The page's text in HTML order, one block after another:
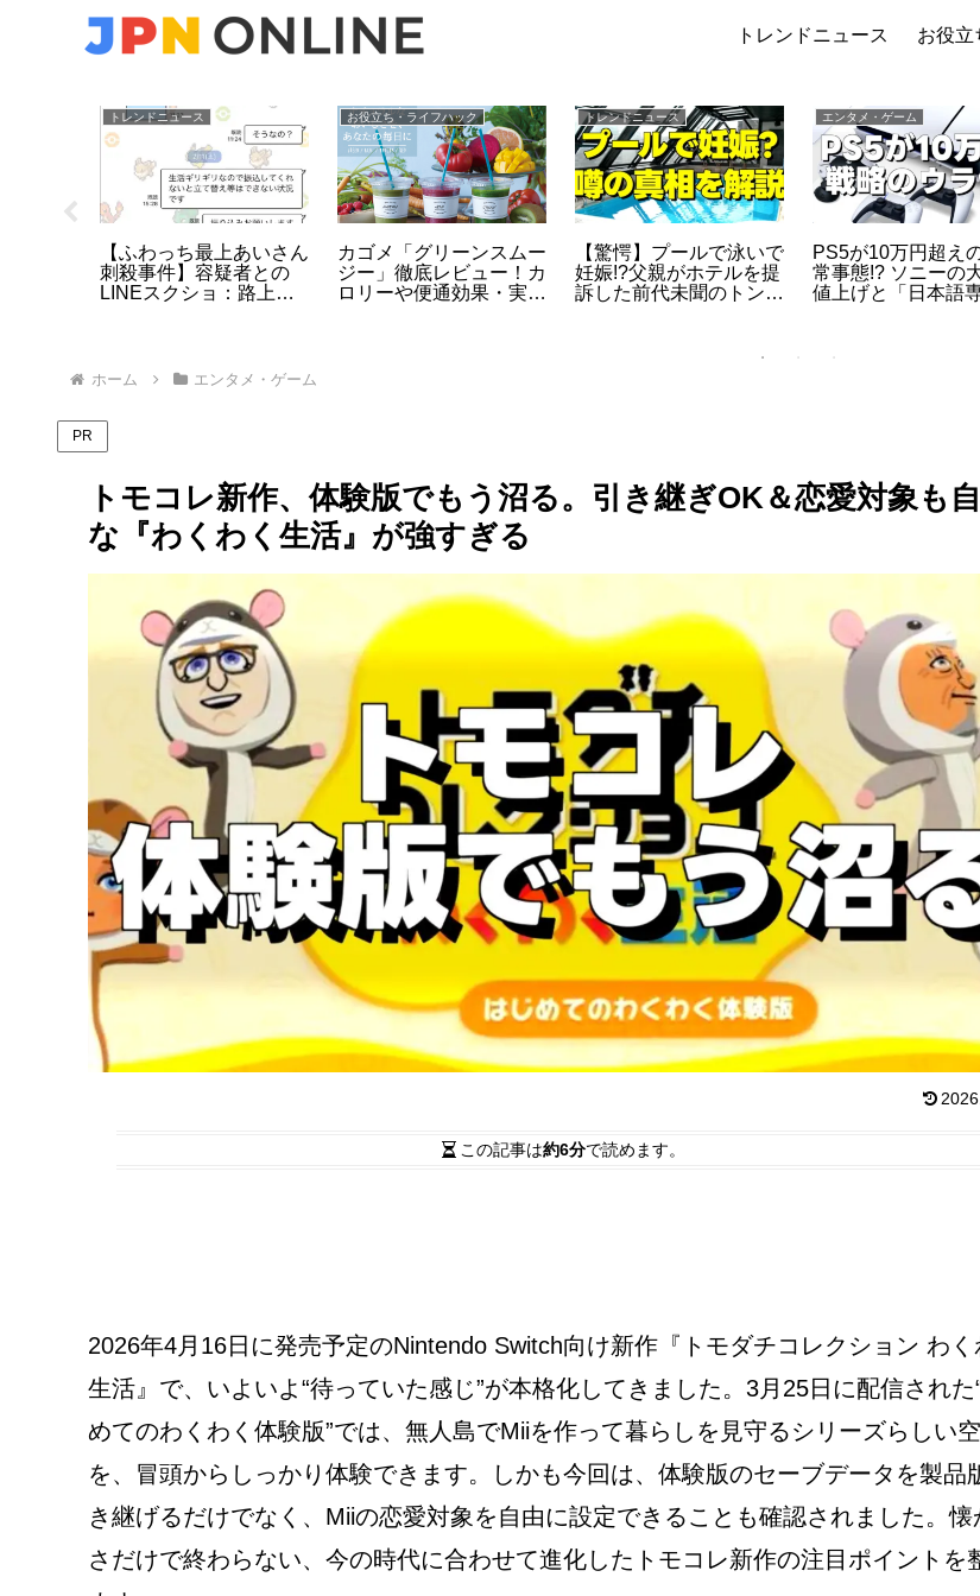
トレンドニュース お役立
トレンドニュース
【ふわっち最上あいさん
刺殺事件】容疑者との
LINEスクショ：路上ラ
お役立ち・ライフハック
カゴメ「グリーンスムー
ジー」徹底レビュー！カ
ロリーや便通効果・実際
トレンドニュース
【驚愕】プールで泳いで
妊娠!?父親がホテルを提
訴した前代未聞のトンデ
エンタメ・ゲーム
PS5が10万円超え
常事態!? ソニーの
値上げと「日本語
ホーム エンタメ・ゲーム
PR
トモコレ新作、体験版でもう沼る。引き継ぎOK＆恋愛対象も
な『わくわく生活』が強すぎる
この記事は約6分で読めます。
2026年4月16日に発売予定のNintendo Switch向け新作『トモダチコレクション わく
生活』で、いよいよ“待っていた感じ”が本格化してきました。3月25日に配信された
めてのわくわく体験版”では、無人島でMiiを作って暮らしを見守るシリーズらしい
を、冒頭からしっかり体験できます。しかも今回は、体験版のセーブデータを製品
き継げるだけでなく、Miiの恋愛対象を自由に設定できることも確認されました。懐
さだけで終わらない、今の時代に合わせて進化したトモコレ新作の注目ポイントを